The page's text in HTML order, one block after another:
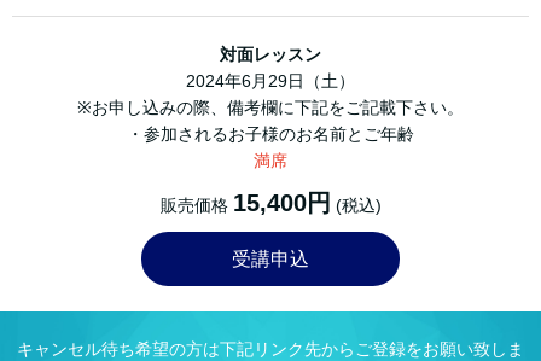
対面レッスン
2024年6月29日（土）
※お申し込みの際、備考欄に下記をご記載下さい。
・参加されるお子様のお名前とご年齢
満席
販売価格 15,400円 (税込)
受講申込
キャンセル待ち希望の方は下記リンク先からご登録をお願い致しま